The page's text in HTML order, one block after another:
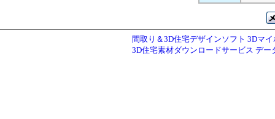
間取り＆3D住宅デザインソフト 3Dマ
3D住宅素材ダウンロードサービス デー